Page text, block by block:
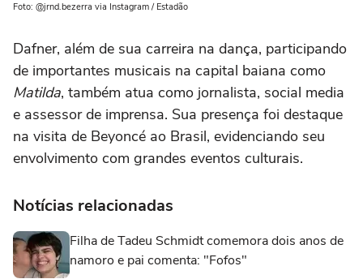
Foto: @jrnd.bezerra via Instagram / Estadão
Dafner, além de sua carreira na dança, participando
de importantes musicais na capital baiana como
Matilda, também atua como jornalista, social media
e assessor de imprensa. Sua presença foi destaque
na visita de Beyoncé ao Brasil, evidenciando seu
envolvimento com grandes eventos culturais.
Notícias relacionadas
Filha de Tadeu Schmidt comemora dois anos de
namoro e pai comenta: "Fofos"